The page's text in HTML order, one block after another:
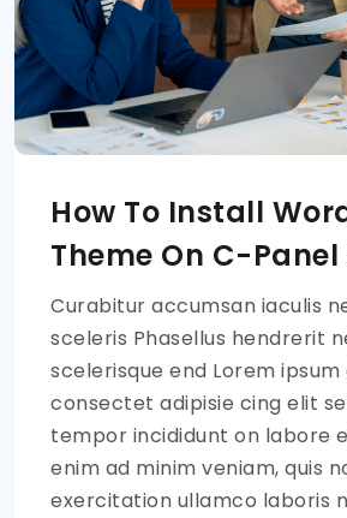
How To Install
Theme On C-
Curabitur accumsan iaculis
sceleris Phasellus hendrerit
scelerisque end Lorem
consectet adipisie cing elit
tempor incididunt on labore
enim ad minim veniam, quis
exercitation ullamco laboris